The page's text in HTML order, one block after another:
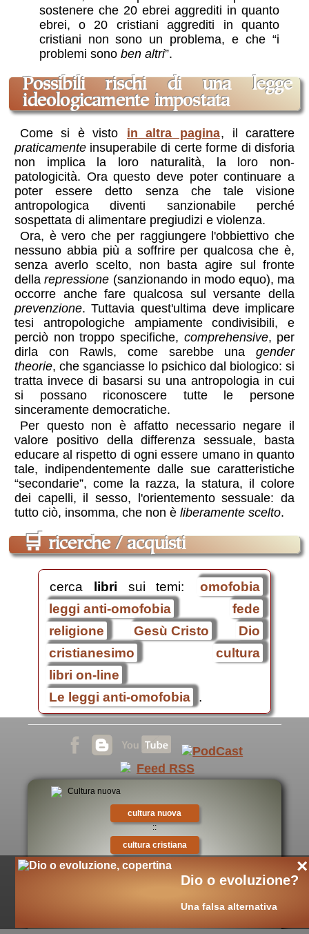
sostenere che 20 ebrei aggrediti in quanto
ebrei, o 20 cristiani aggrediti in quanto
cristiani non sono un problema, e che “i
problemi sono ben altri”.
possibili rischi di una legge
ideologicamente impostata
Come si è visto in altra pagina, il carattere
praticamenteinsuperabile di certe forme di disforia
non implica la loro naturalità, la loro non-
patologicità. Ora questo deve poter continuare a
poter essere detto senza che tale visione
antropologica diventi sanzionabile perché
sospettata di alimentare pregiudizi e violenza.
Ora, è vero che per raggiungere l'obbiettivo che
nessuno abbia più a soffrire per qualcosa che è,
senza averlo scelto, non basta agire sul fronte
dellarepressione (sanzionando in modo equo), ma
occorre anche fare qualcosa sul versante della
prevenzione. Tuttavia quest'ultima deve implicare
tesi antropologiche ampiamente condivisibili, e
perciò non troppo specifiche, comprehensive, per
dirla con Rawls, come sarebbe unagender
theorie, che sganciasse lo psichico dal biologico: si
tratta invece di basarsi su una antropologia in cui
si possano riconoscere tutte le persone
sinceramente democratiche.
Per questo non è affatto necessario negare il
valore positivo della differenza sessuale, basta
educare al rispetto di ogni essere umano in quanto
tale, indipendentemente dalle sue caratteristiche
“secondarie”, come la razza, la statura, il colore
dei capelli, il sesso, l'orientemento sessuale: da
tutto ciò, insomma, che non è liberamente scelto.
🛒 ricerche / acquisti
cerca libri sui temi:
omofobia
leggi anti-omofobia
fede
religione
Gesù Cristo
Dio
cristianesimo
cultura
libri on-line
Le leggi anti-omofobia .
×
Dio o evoluzione?
Una falsa alternativa
cultura nuova
::
cultura cristiana
::